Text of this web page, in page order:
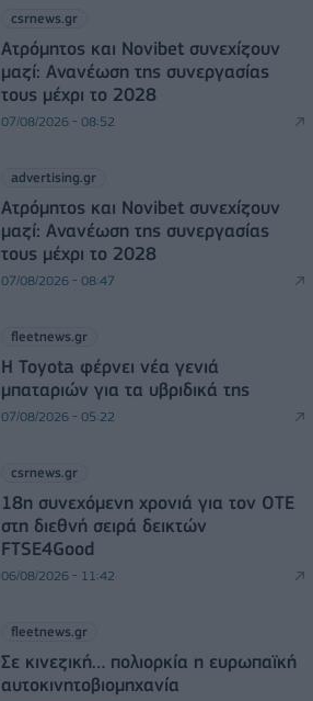
csrnews.gr
Ατρόμητος και Novibet συνεχίζουν
μαζί: Ανανέωση της συνεργασίας
τους μέχρι το 2028
07/08/2026 - 08:52
advertising.gr
Ατρόμητος και Novibet συνεχίζουν
μαζί: Ανανέωση της συνεργασίας
τους μέχρι το 2028
07/08/2026 - 08:47
fleetnews.gr
Η Toyota φέρνει νέα γενιά
μπαταριών για τα υβριδικά της
07/08/2026 - 05:22
csrnews.gr
18η συνεχόμενη χρονιά για τον ΟΤΕ
στη διεθνή σειρά δεικτών
FTSE4Good
06/08/2026 - 11:42
fleetnews.gr
Σε κινεζική… πολιορκία η ευρωπαϊκή
αυτοκινητοβιομηχανία